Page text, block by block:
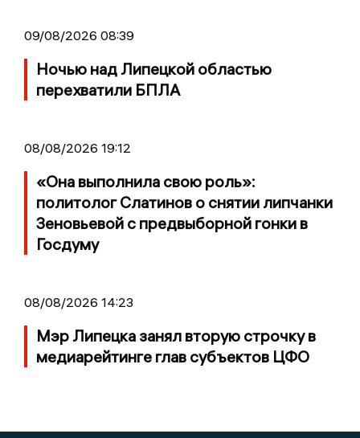
09/08/2026 08:39
Ночью над Липецкой областью
перехватили БПЛА
08/08/2026 19:12
«Она выполнила свою роль»:
политолог Слатинов о снятии липчанки
Зеновьевой с предвыборной гонки в
Госдуму
08/08/2026 14:23
Мэр Липецка занял вторую строчку в
медиарейтинге глав субъектов ЦФО